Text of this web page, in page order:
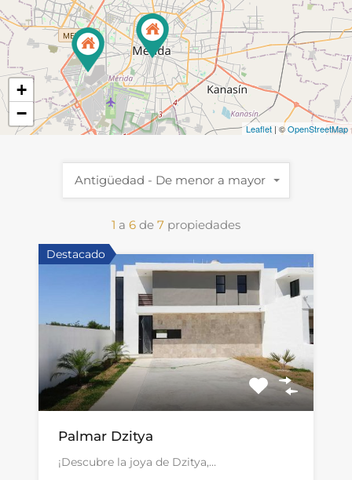
+
−
Leaflet | ©OpenStreetMap
1 a 6 de 7 propiedades
Antigüedad - De menor a mayor
Destacado
Palmar Dzitya
¡Descubre la joya de Dzitya,…